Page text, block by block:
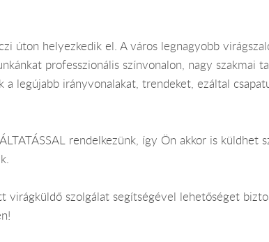
úton helyezkedik el. A város legnagyobb
professzionális színvonalon, nagy szakmai
legújabb irányvonalakat, trendeket, ezáltal
rendelkezünk, így Ön akkor is küldhet
szolgálat segítségével lehetőséget